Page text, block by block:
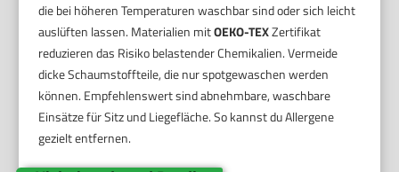
die bei höheren Temperaturen waschbar sind oder sich leicht
auslüften lassen. Materialien mitOEKO-TEXZertifikat
reduzieren das Risiko belastender Chemikalien. Vermeide
dicke Schaumstoffteile, die nur spotgewaschen werden
können. Empfehlenswert sind abnehmbare, waschbare
Einsätze für Sitz und Liegefläche. So kannst du Allergene
gezielt entfernen.